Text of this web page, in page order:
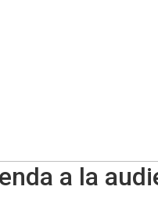
a la